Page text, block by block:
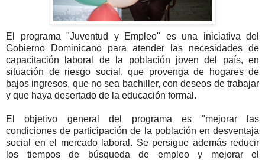
El programa "Juventud y Empleo" es una iniciativa del
Gobierno Dominicano para atender las necesidades de
capacitación laboral de la población joven del país, en
situación de riesgo social, que provenga de hogares de
bajos ingresos, que no sea bachiller, con deseos de trabajar
y que haya desertado de la educación formal.
El objetivo general del programa es "mejorar las
condiciones de participación de la población en desventaja
social en el mercado laboral. Se persigue además reducir
los tiempos de búsqueda de empleo y mejorar el